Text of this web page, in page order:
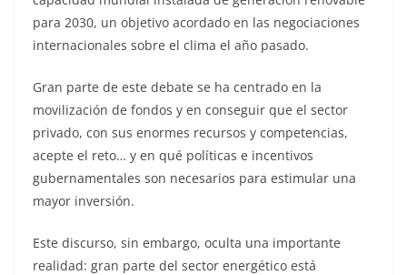
para 2030, un objetivo acordado en las negociaciones
internacionales sobre el clima el año pasado.
Gran parte de este debate se ha centrado en la
movilización de fondos y en conseguir que el sector
privado, con sus enormes recursos y competencias,
acepte el reto… y en qué políticas e incentivos
gubernamentales son necesarios para estimular una
mayor inversión.
Este discurso, sin embargo, oculta una importante
realidad: gran parte del sector energético está